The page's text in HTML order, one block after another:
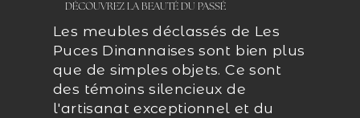
DÉCOUVREZ LA BEAUTÉ DU PASSÉ
Les meubles déclassés de Les
Puces Dinannaises sont bien plus
que de simples objets. Ce sont
des témoins silencieux de
l'artisanat exceptionnel et du